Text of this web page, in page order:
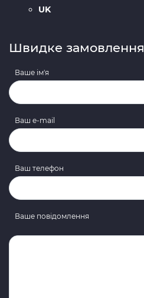
UK
Швидке замовлення
Ваше ім'я
Ваш e-mail
Ваш телефон
Ваше повідомлення